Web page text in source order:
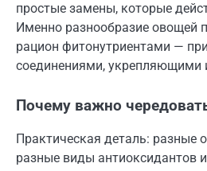
простые замены, которые
Именно разнообразие овощей
рацион фитонутриентами —
соединениями, укрепляющими
Почему важно
Практическая деталь: разные
разные виды антиоксидантов